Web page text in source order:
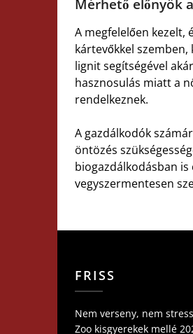
Mérhető előnyök
A megfelelően kezelt,
kártevőkkel
lignit segítségével
hasznosulás miatt a
rendelkeznek.
A gazdálkodók
öntözés
biogazdálkodásban
vegyszermentesen
FRISS
Nem verseny, nem
Zoo kisgyerekek mellé